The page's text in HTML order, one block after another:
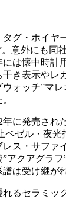
タグ・ホイヤ
。意外にも同
には懐中時計
き表示やレ
ォッチ”マ
に発売され
ベゼル・夜光
ス・サファ
アクアグラ
は受け継が
るセラミッ